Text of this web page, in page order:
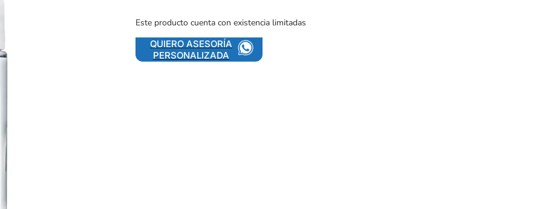
Este producto cuenta con existencia limitadas
QUIERO ASESORÍA
PERSONALIZADA